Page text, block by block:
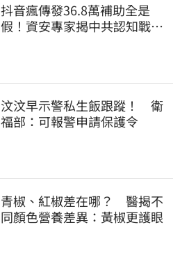
抖音瘋傳發36.8萬補助全是
假！資安專家揭中共認知戰、
汶汶早示警私生飯跟蹤！ 衛
福部：可報警申請保護令
青椒、紅椒差在哪？ 醫揭不
同顏色營養差異：黃椒更護眼